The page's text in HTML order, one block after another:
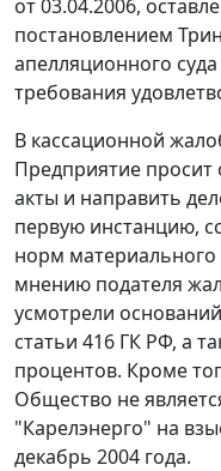
от 03.04.2006,
постановлением
апелляционного
требования
В кассационной
Предприятие
акты и направить
первую инстанцию,
норм материального
мнению подателя
усмотрели
статьи 416 ГК РФ, а
процентов. Кроме
Общество не
"Карелэнерго" на
декабрь 2004 года.